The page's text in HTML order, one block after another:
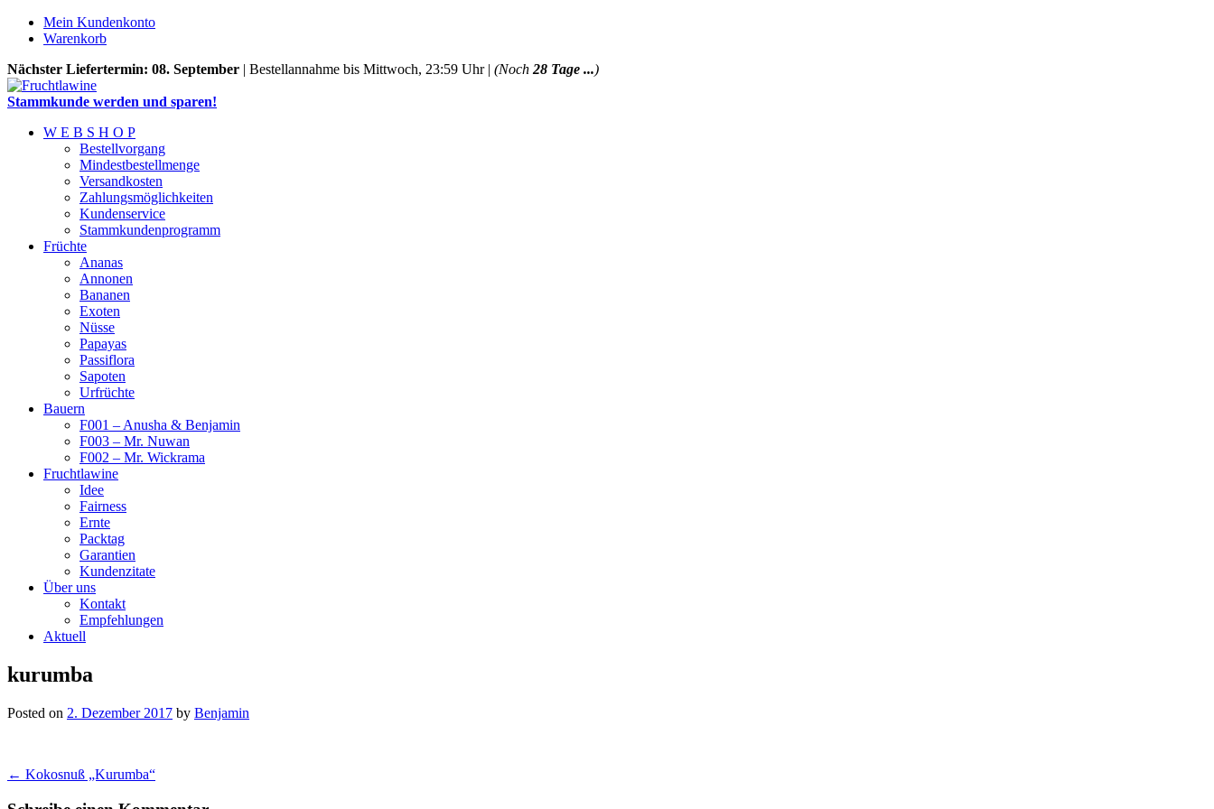
Mein Kundenkonto
Warenkorb
Nächster Liefertermin: 08. September | Bestellannahme bis Mittwoch, 23:59 Uhr | (Noch 28 Tage ...)
Stammkunde werden und sparen!
W E B S H O P
Bestellvorgang
Mindestbestellmenge
Versandkosten
Zahlungsmöglichkeiten
Kundenservice
Stammkundenprogramm
Früchte
Ananas
Annonen
Bananen
Exoten
Nüsse
Papayas
Passiflora
Sapoten
Urfrüchte
Bauern
F001 – Anusha & Benjamin
F003 – Mr. Nuwan
F002 – Mr. Wickrama
Fruchtlawine
Idee
Fairness
Ernte
Packtag
Garantien
Kundenzitate
Über uns
Kontakt
Empfehlungen
Aktuell
kurumba
Posted on 2. Dezember 2017 by Benjamin
Post
navigation
← Kokosnuß „Kurumba“